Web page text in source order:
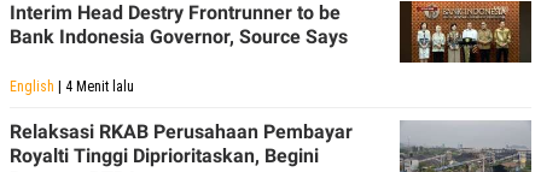
Interim Head Destry Frontrunner to be
Bank Indonesia Governor, Source Says
English | 4 Menit lalu
Relaksasi RKAB Perusahaan Pembayar
Royalti Tinggi Diprioritaskan, Begini